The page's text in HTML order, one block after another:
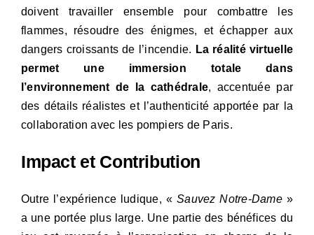
doivent travailler ensemble pour combattre les
flammes, résoudre des énigmes, et échapper aux
dangers croissants de l’incendie. La réalité virtuelle
permet une immersion totale dans
l’environnement de la cathédrale, accentuée par
des détails réalistes et l’authenticité apportée par la
collaboration avec les pompiers de Paris.
Impact et Contribution
Outre l’expérience ludique, «Sauvez Notre-Dame»
a une portée plus large. Une partie des bénéfices du